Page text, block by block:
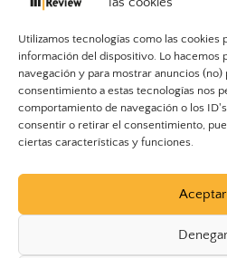
Utilizamos tecnologías como las cookies
información del dispositivo. Lo hacemos
navegación y para mostrar anuncios (no)
consentimiento a estas tecnologías nos
comportamiento de navegación o los
consentir o retirar el consentimiento,
ciertas características y funciones.
Aceptar
Denegar